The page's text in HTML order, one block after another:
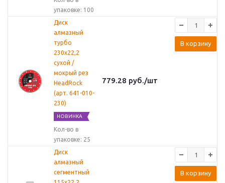
упаковке: 100
Диск
алмазный
турбо
230х22,2
сухой /
мокрый рез
HeadRock
(арт. 641-010-
230)
НОВИНКА
Кол-во в
упаковке: 25
779.28 руб./шт
В корзину
Диск
алмазный
сегментный
В корзину